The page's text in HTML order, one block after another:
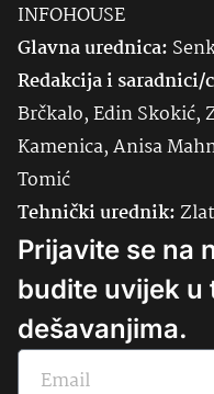
INFOHOUSE
Glavna urednica:
Redakcija i saradnici/
Brčkalo, Edin Skokić,
Kamenica, Anisa
Tomić
Tehnički urednik:
Prijavite se na
budite uvijek u
dešavanjima.